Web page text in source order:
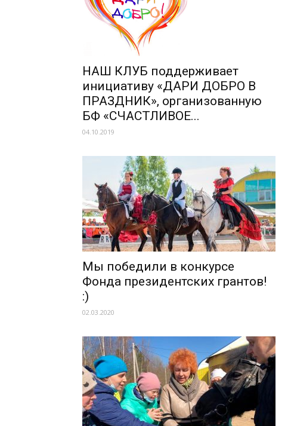
НАШ КЛУБ поддерживает
инициативу «ДАРИ ДОБРО В
ПРАЗДНИК», организованную
БФ «СЧАСТЛИВОЕ...
04.10.2019
Мы победили в конкурсе
Фонда президентских грантов!
:)
02.03.2020